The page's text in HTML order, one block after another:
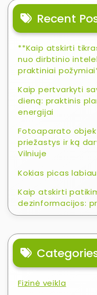
Recent
**Kaip atskirti
nuo dirbtinio
praktiniai
Kaip pertvarkyti
dieną: praktinis
energijai
Fotoaparato
priežastys ir ką
Vilniuje
Kokias picas
Kaip atskirti
dezinformacijos:
Fizinė veikla